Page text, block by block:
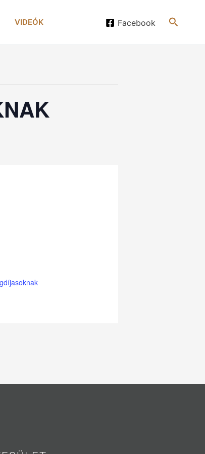
VIDEÓK Facebook Search